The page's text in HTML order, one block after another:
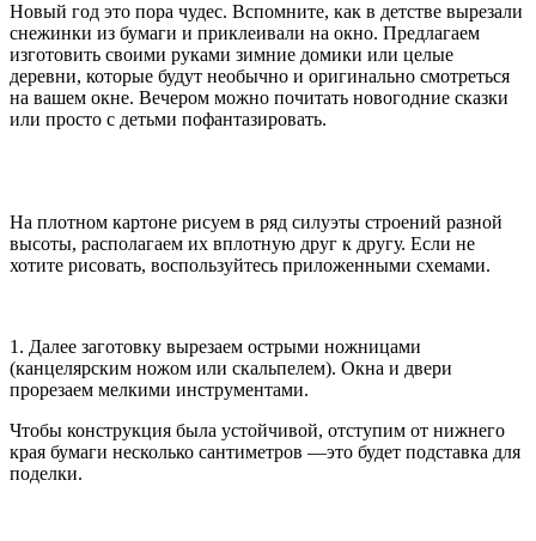
Новый год это пора чудес. Вспомните, как в детстве вырезали
снежинки из бумаги и приклеивали на окно. Предлагаем
изготовить своими руками зимние домики или целые
деревни, которые будут необычно и оригинально смотреться
на вашем окне. Вечером можно почитать новогодние сказки
или просто с детьми пофантазировать.
На плотном картоне рисуем в ряд силуэты строений разной
высоты, располагаем их вплотную друг к другу. Если не
хотите рисовать, воспользуйтесь приложенными схемами.
1. Далее заготовку вырезаем острыми ножницами
(канцелярским ножом или скальпелем). Окна и двери
прорезаем мелкими инструментами.
Чтобы конструкция была устойчивой, отступим от нижнего
края бумаги несколько сантиметров —это будет подставка для
поделки.